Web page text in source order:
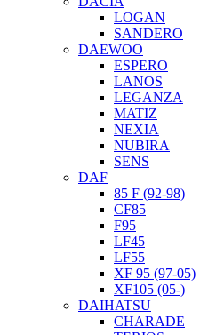
LOGAN
SANDERO
DAEWOO
ESPERO
LANOS
LEGANZA
MATIZ
NEXIA
NUBIRA
SENS
DAF
85 F (92-98)
CF85
F95
LF45
LF55
XF 95 (97-05)
XF105 (05-)
DAIHATSU
CHARADE